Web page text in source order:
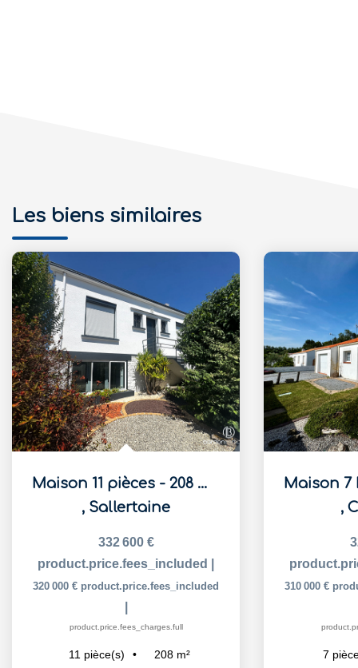
Les biens similaires
Maison 11 pièces - 208 m² - À seulement 1km des commodités...
, Sallertaine
332 600 €
product.price.fees_included
320 000 € product.price.fees_included
product.price.fees_charges.full
11 pièce(s) 208 m²
,
310 000 €
7